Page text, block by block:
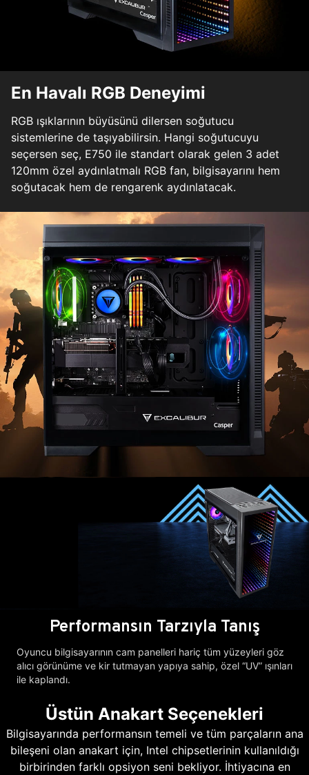
En Havalı RGB Deneyimi
RGB ışıklarının büyüsünü dilersen soğutucu
sistemlerine de taşıyabilirsin. Hangi soğutucuyu
seçersen seç, E750 ile standart olarak gelen 3 adet
120mm özel aydınlatmalı RGB fan, bilgisayarını hem
soğutacak hem de rengarenk aydınlatacak.
Performansın Tarzıyla Tanış
Oyuncu bilgisayarının cam panelleri hariç tüm yüzeyleri göz
alıcı görünüme ve kir tutmayan yapıya sahip, özel “UV” ışınları
ile kaplandı.
Üstün Anakart Seçenekleri
Bilgisayarında performansın temeli ve tüm parçaların ana
bileşeni olan anakart için, Intel chipsetlerinin kullanıldığı
birbirinden farklı opsiyon seni bekliyor. İhtiyacına en